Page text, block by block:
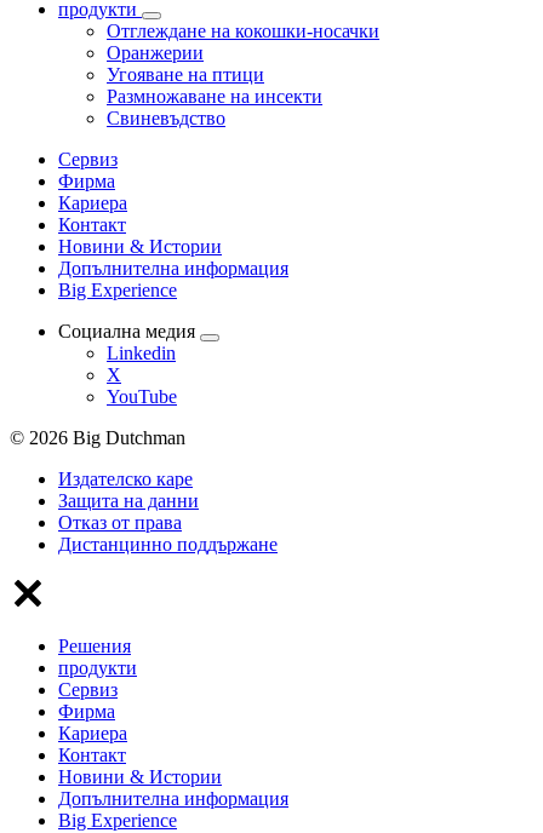
продукти
Отглеждане на кокошки-носачки
Оранжерии
Угояване на птици
Размножаване на инсекти
Свиневъдство
Сервиз
Фирма
Кариера
Контакт
Новини & Истории
Допълнителна информация
Big Experience
Социална медия
Linkedin
X
YouTube
© 2026 Big Dutchman
Издателско каре
Защита на данни
Отказ от права
Дистанцинно поддържане
Решения
продукти
Сервиз
Фирма
Кариера
Контакт
Новини & Истории
Допълнителна информация
Big Experience